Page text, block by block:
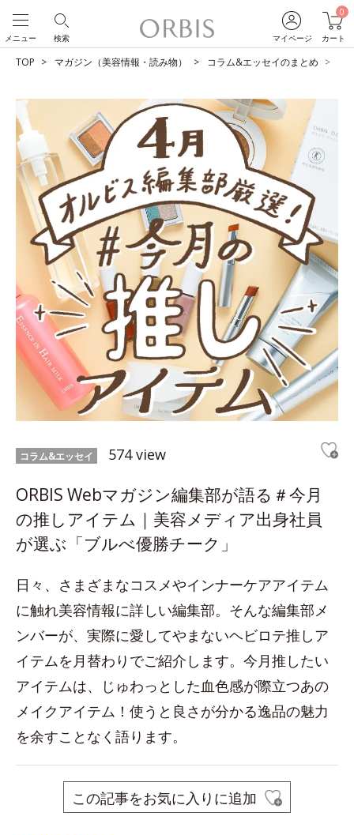
マイページ
0
カート
検索
メニュー
TOP マガジン（美容情報・読み物） コラム&エッセイのまとめ
コラム&エッセイ 574 view
ORBIS Webマガジン編集部が語る＃今月
の推しアイテム｜美容メディア出身社員
が選ぶ「ブルべ優勝チーク」
日々、さまざまなコスメやインナーケアアイテム
に触れ美容情報に詳しい編集部。そんな編集部メ
ンバーが、実際に愛してやまないヘビロテ推しア
イテムを月替わりでご紹介します。今月推したい
アイテムは、じゅわっとした血色感が際立つあの
メイクアイテム！使うと良さが分かる逸品の魅力
を余すことなく語ります。
この記事をお気に入りに追加